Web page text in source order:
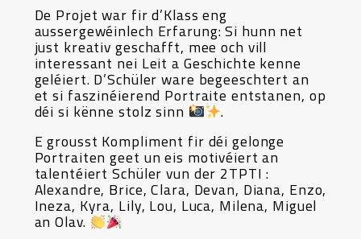
De Projet war fir d’Klass eng
aussergewéinlech Erfarung: Si hunn net
just kreativ geschafft, mee och vill
interessant nei Leit a Geschichte kenne
geléiert. D’Schüler ware begeeschtert an
et si faszinéierend Portraite entstanen, op
déi si kënne stolz sinn
.
E grousst Kompliment fir déi gelonge
Portraiten geet un eis motivéiert an
talentéiert Schüler vun der 2TPTI :
Alexandre, Brice, Clara, Devan, Diana, Enzo,
Ineza, Kyra, Lily, Lou, Luca, Milena, Miguel
an Olav.